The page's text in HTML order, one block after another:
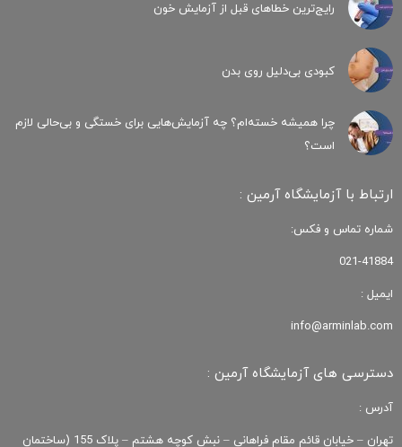
رایج‌ترین خطاهای قبل از آزمایش خون
کبودی‌ بی‌دلیل روی بدن
چرا همیشه خسته‌ام؟ چه آزمایش‌هایی برای خستگی و بی‌حالی لازم
است؟
ارتباط با آزمایشگاه آرمین :
شماره تماس و فکس:
021-41884
ایمیل :
info@arminlab.com
دسترسی های آزمایشگاه آرمین :
آدرس :
تهران – خیابان قائم مقام فراهانی – نبش کوچه هشتم – پلاک 155 (ساختمان